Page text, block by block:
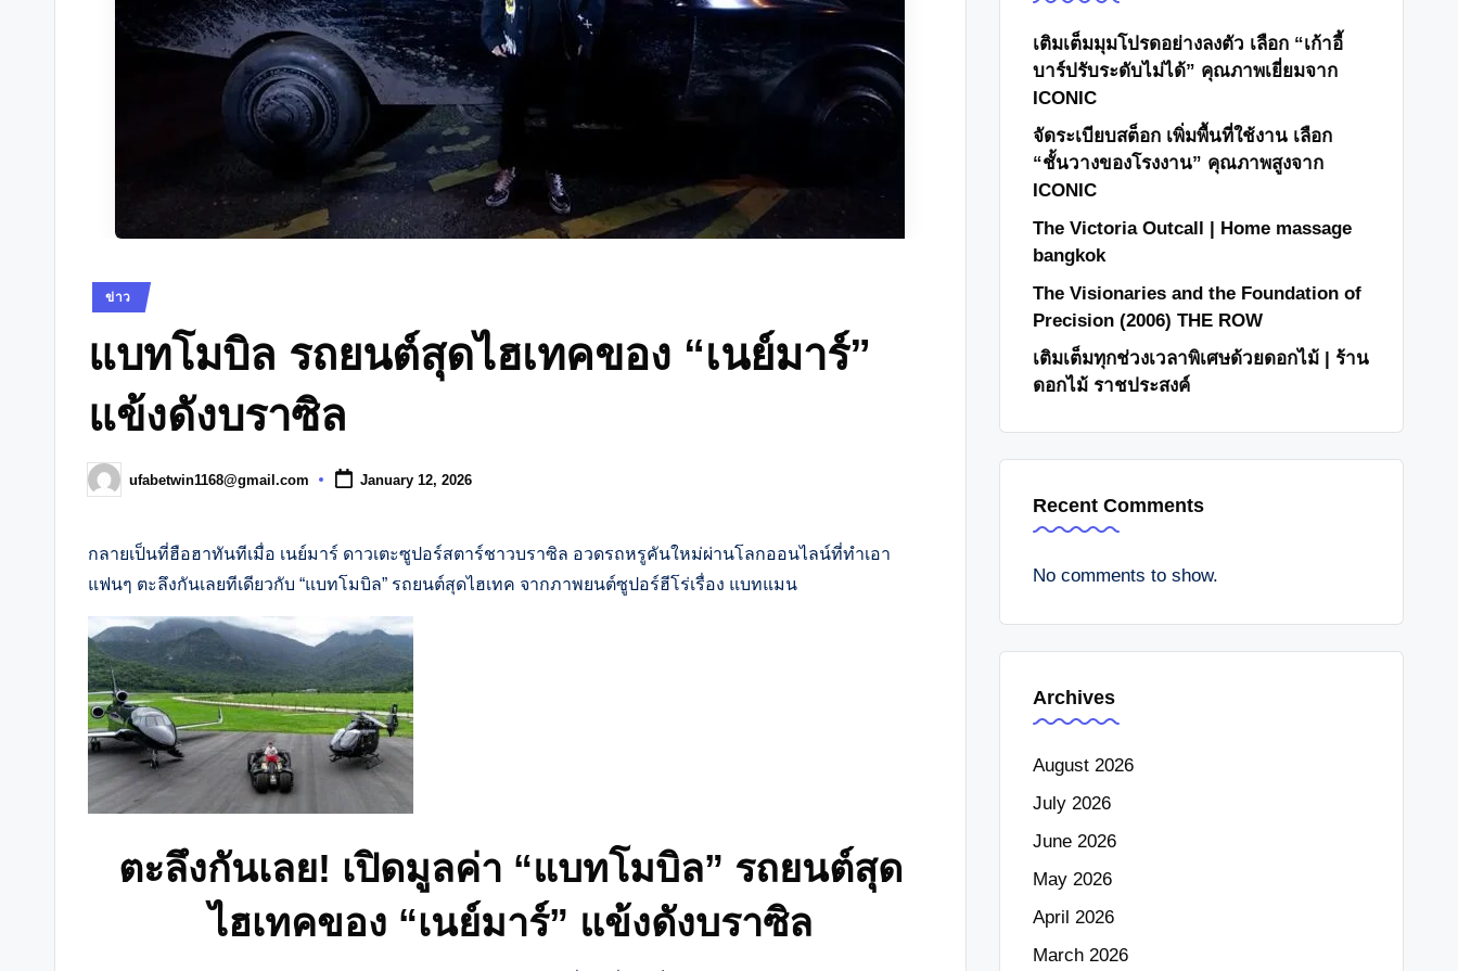
Posted
ข่าว
แบทโมบิล รถยนต์สุดไฮเทคของ “เนย์มาร์”
แข้งดังบราซิล
Posted
by
ufabetwin1168@gmail.com January 12, 2026
กลายเป็นที่ฮือฮาทันทีเมื่อ เนย์มาร์ ดาวเตะซูปอร์สตาร์ชาวบราซิล อวดรถหรูคันใหม่ผ่านโลกออนไลน์ที่ทำเอา
แฟนๆ ตะลึงกันเลยทีเดียวกับ “แบทโมบิล” รถยนต์สุดไฮเทค จากภาพยนต์ซูปอร์ฮีโร่เรื่อง แบทแมน
ตะลึงกันเลย! เปิดมูลค่า “แบทโมบิล” รถยนต์สุด
ไฮเทคของ “เนย์มาร์” แข้งดังบราซิล
เติมเต็มมุมโปรดอย่างลงตัว เลือก “เก้าอี้
บาร์ปรับระดับไม่ได้” คุณภาพเยี่ยมจาก
ICONIC
จัดระเบียบสต็อก เพิ่มพื้นที่ใช้งาน เลือก
“ชั้นวางของโรงงาน” คุณภาพสูงจาก
ICONIC
The Victoria Outcall | Home massage
bangkok
The Visionaries and the Foundation of
Precision (2006) THE ROW
เติมเต็มทุกช่วงเวลาพิเศษด้วยดอกไม้ | ร้าน
ดอกไม้ ราชประสงค์
Recent Comments
No comments to show.
Archives
August 2026
July 2026
June 2026
May 2026
April 2026
March 2026